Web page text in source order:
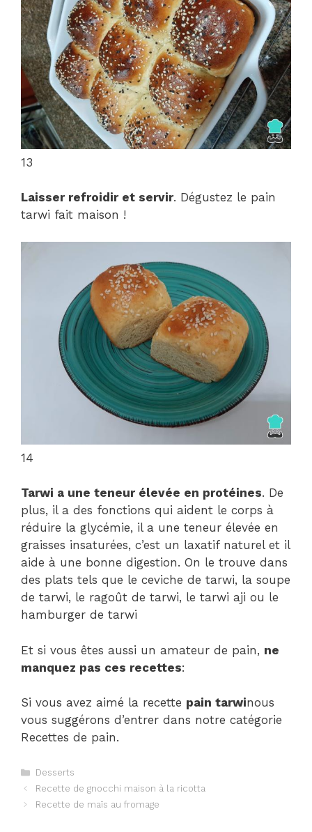
13
Laisser refroidir et servir. Dégustez le pain
tarwi fait maison !
14
Tarwi a une teneur élevée en protéines. De
plus, il a des fonctions qui aident le corps à
réduire la glycémie, il a une teneur élevée en
graisses insaturées, c’est un laxatif naturel et il
aide à une bonne digestion. On le trouve dans
des plats tels que le ceviche de tarwi, la soupe
de tarwi, le ragoût de tarwi, le tarwi aji ou le
hamburger de tarwi
Et si vous êtes aussi un amateur de pain, ne
manquez pas ces recettes:
Si vous avez aimé la recette pain tarwinous
vous suggérons d’entrer dans notre catégorie
Recettes de pain.
Catégories
Desserts
Navigation
des
Recette de gnocchi maison à la ricotta
Recette de maïs au fromage